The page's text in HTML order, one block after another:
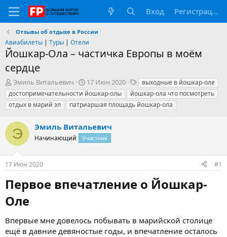
Вход Регистрация
Отзывы об отдыхе в России
Авиабилеты | Туры | Отели
Йошкар-Ола – частичка Европы в моём
сердце
А
в
т
о
т
е
м
ы
Эмиль Витальевич
Д
а
т
а
а
ч
а
л
17 Июн 2020
Т
е
г
и
выходные в йошкар-оле
достопримечательности йошкар-олы
йошкар-ола что посмотреть
отдых в марий эл
патриаршая площадь йошкар-ола
Э Эмиль Витальевич
Начинающий Участник
17 Июн 2020 #1
Первое впечатление о Йошкар-
Оле​
Впервые мне довелось побывать в марийской столице
ещё в давние девяностые годы, и впечатление осталось